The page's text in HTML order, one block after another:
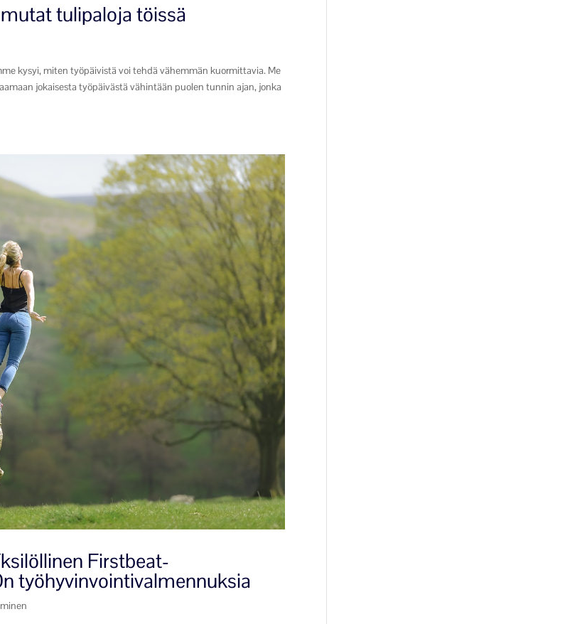
tulipaloja töissä
kysyi, miten työpäivistä voi tehdä vähemmän kuormittavia. Me
jokaisesta työpäivästä vähintään puolen tunnin ajan, jonka
Firstbeat-
työhyvinvointivalmennuksia